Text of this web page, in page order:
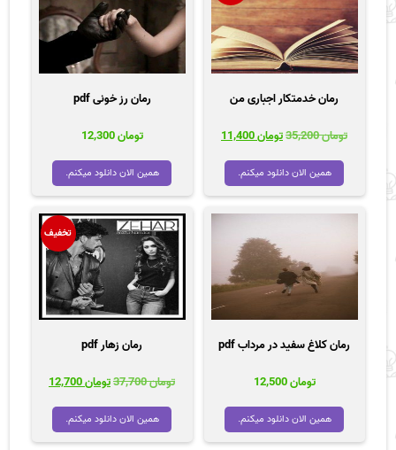
رمان خدمتکار اجباری من
تومان35,200
قیمت
تومان 35,200
بود.
تومان11,400
تومان 11,400
همین الان دانلود میکنم.
رمان رز خونی pdf
تومان12,300
همین الان دانلود میکنم.
رمان کلاغ سفید در مرداب pdf
تومان12,500
همین الان دانلود میکنم.
تخفیف
رمان زهار pdf
تومان37,700
قیمت
تومان 37,700
بود.
تومان12,700
همین الان دانلود میکنم.